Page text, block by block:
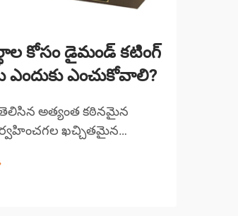
కోసం డైమండ్ కటింగ్
ఎందుకు ఎంచుకోవాలి?
తెలిసిన అత్యంత కఠినమైన
ఖచ్చితమైన
పరిశ్రమలు డిమాండ్ చేస్తాయి.